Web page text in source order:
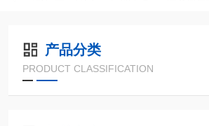
产品分类
PRODUCT CLASSIFICATION